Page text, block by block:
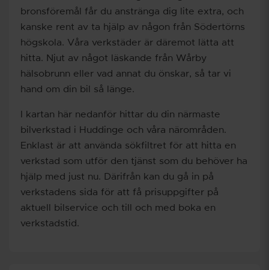
bronsföremål får du anstränga dig lite extra, och
kanske rent av ta hjälp av någon från Södertörns
högskola. Våra verkstäder är däremot lätta att
hitta. Njut av något läskande från Wårby
hälsobrunn eller vad annat du önskar, så tar vi
hand om din bil så länge.
I kartan här nedanför hittar du din närmaste
bilverkstad i Huddinge och våra närområden.
Enklast är att använda sökfiltret för att hitta en
verkstad som utför den tjänst som du behöver ha
hjälp med just nu. Därifrån kan du gå in på
verkstadens sida för att få prisuppgifter på
aktuell bilservice och till och med boka en
verkstadstid.